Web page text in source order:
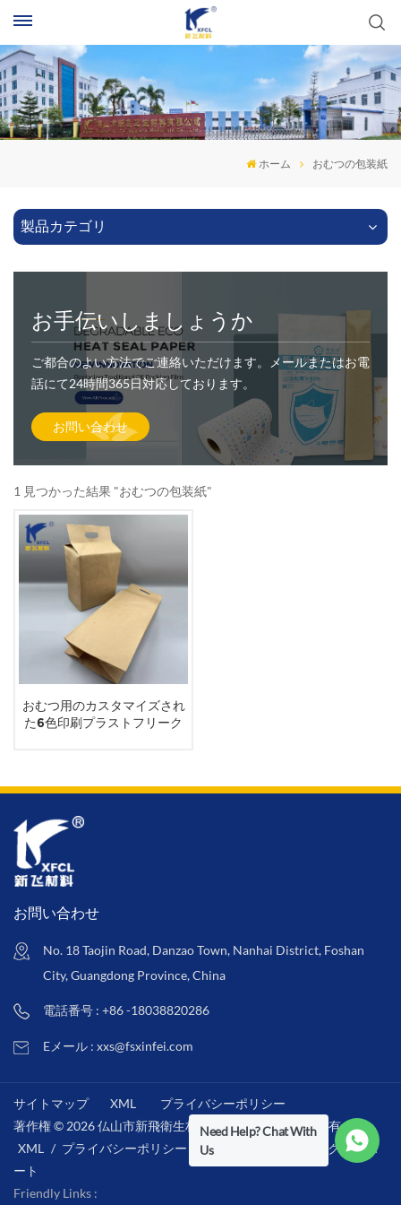
ホーム おむつの包装紙
製品カテゴリ
お手伝いしましょうか
ご都合のよい方法でご連絡いただけます。メールまたはお電
話にて24時間365日対応しております。
お問い合わせ
1 見つかった結果 "おむつの包装紙"
おむつ用のカスタマイズされ
た6色印刷プラストフリーク
お問い合わせ
No. 18 Taojin Road, Danzao Town, Nanhai District, Foshan
City, Guangdong Province, China
電話番号 : +86 -18038820286
Eメール : xxs@fsxinfei.com
サイトマップ XML
プライバシーポリシー
著作権 © 2026 仏山市新飛衛生材料株式会社 .全著作権所有 . /
XML / プライバシーポリシー /
IPv6ネットワークをサポ
ート
Friendly Links :
Need Help? Chat With
Us